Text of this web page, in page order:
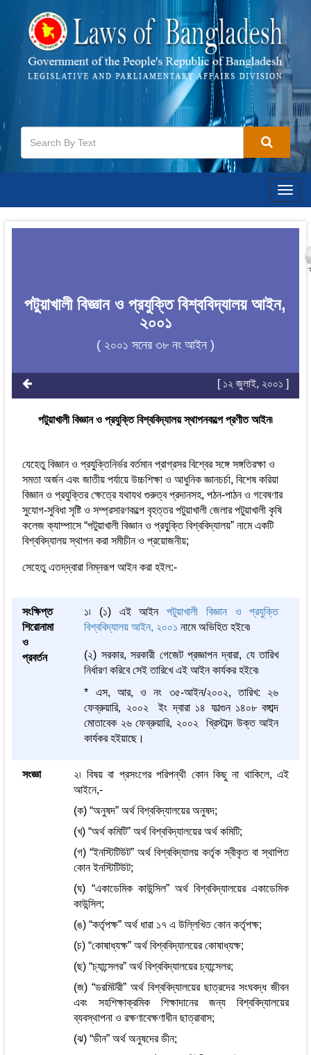
পটুয়াখালী বিজ্ঞান ও প্রযুক্তি বিশ্ববিদ্যালয় আইন,
২০০১
( ২০০১ সনের ৩৮ নং আইন )
[ ১২ জুলাই, ২০০১ ]
পটুয়াখালী বিজ্ঞান ও প্রযুক্তি বিশ্ববিদ্যালয় স্থাপনকল্পে প্রণীত আইন৷
যেহেতু বিজ্ঞান ও প্রযুক্তিনির্ভর বর্তমান প্রাগ্রসর বিশ্বের সঙ্গে সঙ্গতিরক্ষা ও
সমতা অর্জন এবং জাতীয় পর্যায়ে উচ্চশিক্ষা ও আধুনিক জ্ঞানচর্চা, বিশেষ করিয়া
বিজ্ঞান ও প্রযুক্তির ক্ষেত্রে যথাযথ গুরুত্ব প্রদানসহ, পঠন-পাঠন ও গবেষণার
সুযোগ-সুবিধা সৃষ্টি ও সম্প্রসারণকল্পে বৃহত্তর পটুয়াখালী জেলার পটুয়াখালী কৃষি
কলেজ ক্যাম্পাসে “পটুয়াখালী বিজ্ঞান ও প্রযু্‌ক্তি বিশ্ববিদ্যালয়” নামে একটি
বিশ্ববিদ্যালয় স্থাপন করা সমীচীন ও প্রয়োজনীয়;
সেহেতু এতদ্‌দ্বারা নিম্নরূপ আইন করা হইল:-
সংক্ষিপ্ত
শিরোনামা
ও
প্রবর্তন
১৷ (১) এই আইনপটুয়াখালী বিজ্ঞান ও প্রযুক্তি
বিশ্ববিদ্যালয় আইন, ২০০১ নামে অভিহিত হইবে৷
(২) সরকার, সরকারী গেজেট প্রজ্ঞাপন দ্বারা, যে তারিখ
নির্ধারণ করিবে সেই তারিখে এই আইন কার্যকর হইবে৷
* এস, আর,ও নং ৩৫-আইন/২০০২,তারিখ: ২৬
ফেব্রুয়ারি, ২০০২ ইং দ্বারা ১৪ ফাল্গুন ১৪০৮ বঙ্গাব্দ
মোতাবেক ২৬ ফেব্রুয়ারি, ২০০২ খ্রিস্টাব্দ উক্ত আইন
কার্যকর হইয়াছে।
সংজ্ঞা
২৷ বিষয় বা প্রসংগের পরিপন্থী কোন কিছু না থাকিলে, এই
আইনে,-
(ক) “অনুষদ” অর্থ বিশ্ববিদ্যালয়ের অনুষদ;
(খ) “অর্থ কমিটি” অর্থ বিশ্ববিদ্যালয়ের অর্থ কমিটি;
(গ) “ইনস্টিটিউট” অর্থ বিশ্ববিদ্যালয় কর্তৃক স্বীকৃত বা স্থাপিত
কোন ইনস্টিটিউট;
(ঘ) “একাডেমিক কাউন্সিল” অর্থ বিশ্ববিদ্যালয়ের একাডেমিক
কাউন্সিল;
(ঙ) “কর্তৃপক্ষ” অর্থ ধারা ১৭ এ উল্লিখিত কোন কর্তৃপক্ষ;
(চ) “কোষাধ্যক্ষ” অর্থ বিশ্ববিদ্যালয়ের কোষাধ্যক্ষ;
(ছ) “চ্যান্সেলর” অর্থ বিশ্ববিদ্যালয়ের চ্যান্সেলর;
(জ) “ডরমিটরী” অর্থ বিশ্ববিদ্যালয়ের ছাত্রদের সংঘবদ্ধ জীবন
এবং সহশিক্ষাক্রমিক শিক্ষাদানের জন্য বিশ্ববিদ্যালয়ের
ব্যবস্থাপনা ও রক্ষণাবেক্ষণাধীন ছাত্রাবাস;
(ঝ) “ডীন” অর্থ অনুষদের ডীন;